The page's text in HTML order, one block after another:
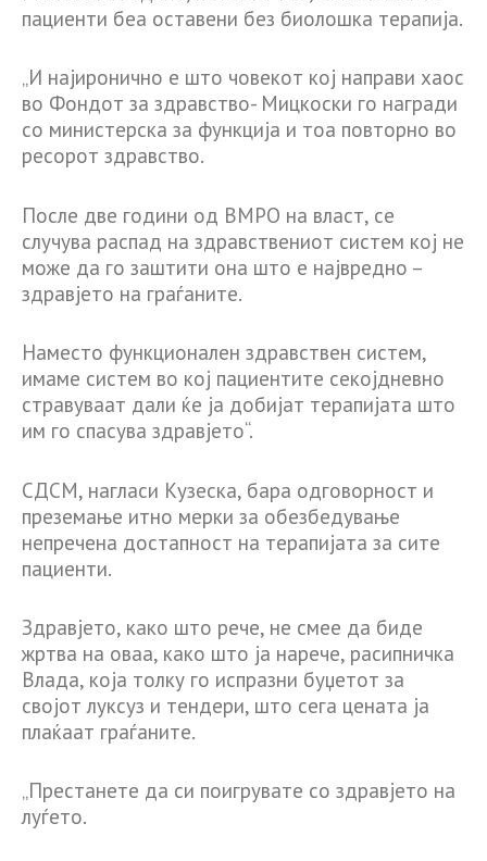
пациенти беа оставени без биолошка терапија.
„И најиронично е што човекот кој направи хаос
во Фондот за здравство- Мицкоски го награди
со министерска за функција и тоа повторно во
ресорот здравство.
После две години од ВМРО на власт, се
случува распад на здравствениот систем кој не
може да го заштити она што е највредно –
здравјето на граѓаните.
Наместо функционален здравствен систем,
имаме систем во кој пациентите секојдневно
стравуваат дали ќе ја добијат терапијата што
им го спасува здравјето“.
СДСМ, нагласи Кузеска, бара одговорност и
преземање итно мерки за обезбедување
непречена достапност на терапијата за сите
пациенти.
Здравјето, како што рече, не смее да биде
жртва на оваа, како што ја нарече, расипничка
Влада, која толку го испразни буџетот за
својот луксуз и тендери, што сега цената ја
плаќаат граѓаните.
„Престанете да си поигрувате со здравјето на
луѓето.